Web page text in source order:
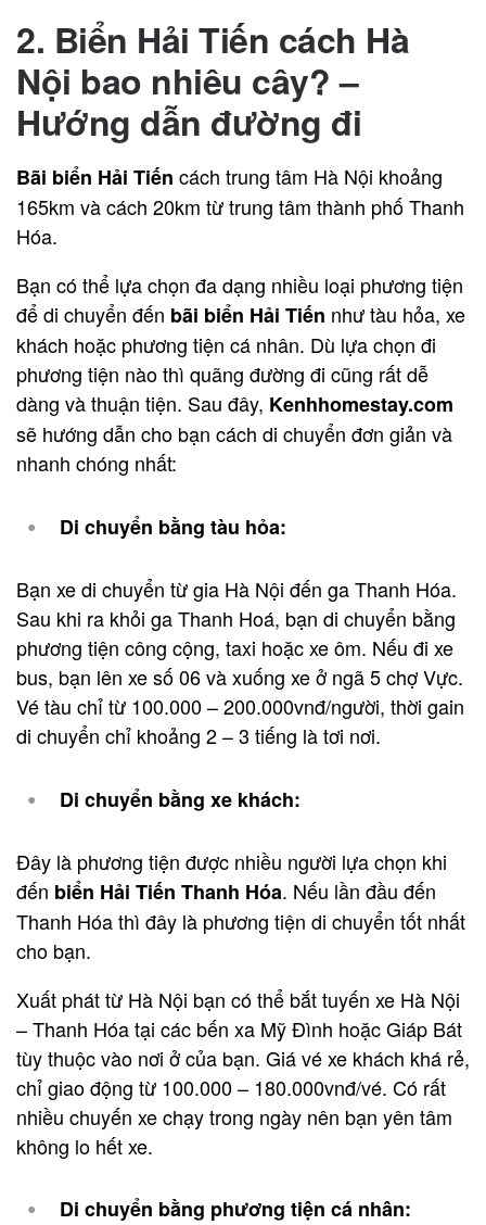
2. Biển Hải Tiến cách Hà
Nội bao nhiêu cây? –
Hướng dẫn đường đi
Bãi biển Hải Tiến cách trung tâm Hà Nội khoảng
165km và cách 20km từ trung tâm thành phố Thanh
Hóa.
Bạn có thể lựa chọn đa dạng nhiều loại phương tiện
để di chuyển đến bãi biển Hải Tiến như tàu hỏa, xe
khách hoặc phương tiện cá nhân. Dù lựa chọn đi
phương tiện nào thì quãng đường đi cũng rất dễ
dàng và thuận tiện. Sau đây, Kenhhomestay.com
sẽ hướng dẫn cho bạn cách di chuyển đơn giản và
nhanh chóng nhất:
Di chuyển bằng tàu hỏa:
Bạn xe di chuyển từ gia Hà Nội đến ga Thanh Hóa.
Sau khi ra khỏi ga Thanh Hoá, bạn di chuyển bằng
phương tiện công cộng, taxi hoặc xe ôm. Nếu đi xe
bus, bạn lên xe số 06 và xuống xe ở ngã 5 chợ Vực.
Vé tàu chỉ từ 100.000 – 200.000vnđ/người, thời gain
di chuyển chỉ khoảng 2 – 3 tiếng là tơi nơi.
Di chuyển bằng xe khách:
Đây là phương tiện được nhiều người lựa chọn khi
đến biển Hải Tiến Thanh Hóa. Nếu lần đầu đến
Thanh Hóa thì đây là phương tiện di chuyển tốt nhất
cho bạn.
Xuất phát từ Hà Nội bạn có thể bắt tuyến xe Hà Nội
– Thanh Hóa tại các bến xa Mỹ Đình hoặc Giáp Bát
tùy thuộc vào nơi ở của bạn. Giá vé xe khách khá rẻ,
chỉ giao động từ 100.000 – 180.000vnđ/vé. Có rất
nhiều chuyến xe chạy trong ngày nên bạn yên tâm
không lo hết xe.
Di chuyển bằng phương tiện cá nhân: